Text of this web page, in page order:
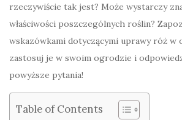
rzeczywiście tak jest? Może wystarczy
właściwości poszczególnych roślin?
wskazówkami dotyczącymi uprawy róż w
zastosuj je w swoim ogrodzie i
powyższe pytania!
Table of Contents